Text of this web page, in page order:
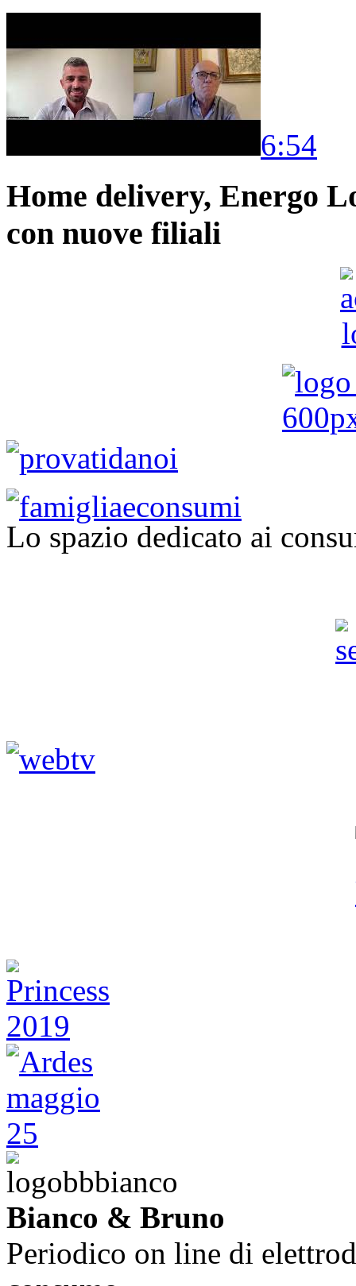
6:54
Home delivery, Energo
con nuove filiali
Lo spazio dedicato ai
Bianco & Bruno
Periodico on line di